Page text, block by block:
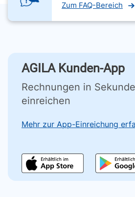
Zum FAQ-Bereich
AGILA Kunden-App
Rechnungen in
einreichen
Mehr zur App-Einreichung